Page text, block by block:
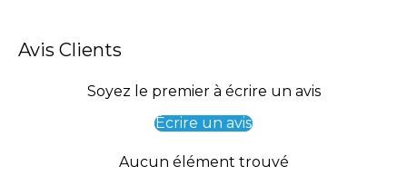
Avis Clients
Soyez le premier à écrire un avis
Écrire un avis
Aucun élément trouvé